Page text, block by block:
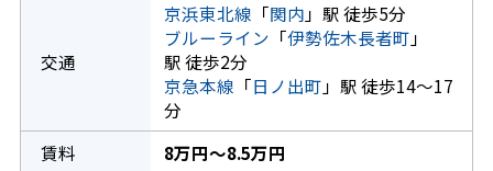
交通
京浜東北線 「関内 」駅 徒歩5分
ブルーライン 「伊勢佐木長者町 」
駅 徒歩2分
京急本線 「日ノ出町 」駅 徒歩14～17
分
賃料
8万円～8.5万円